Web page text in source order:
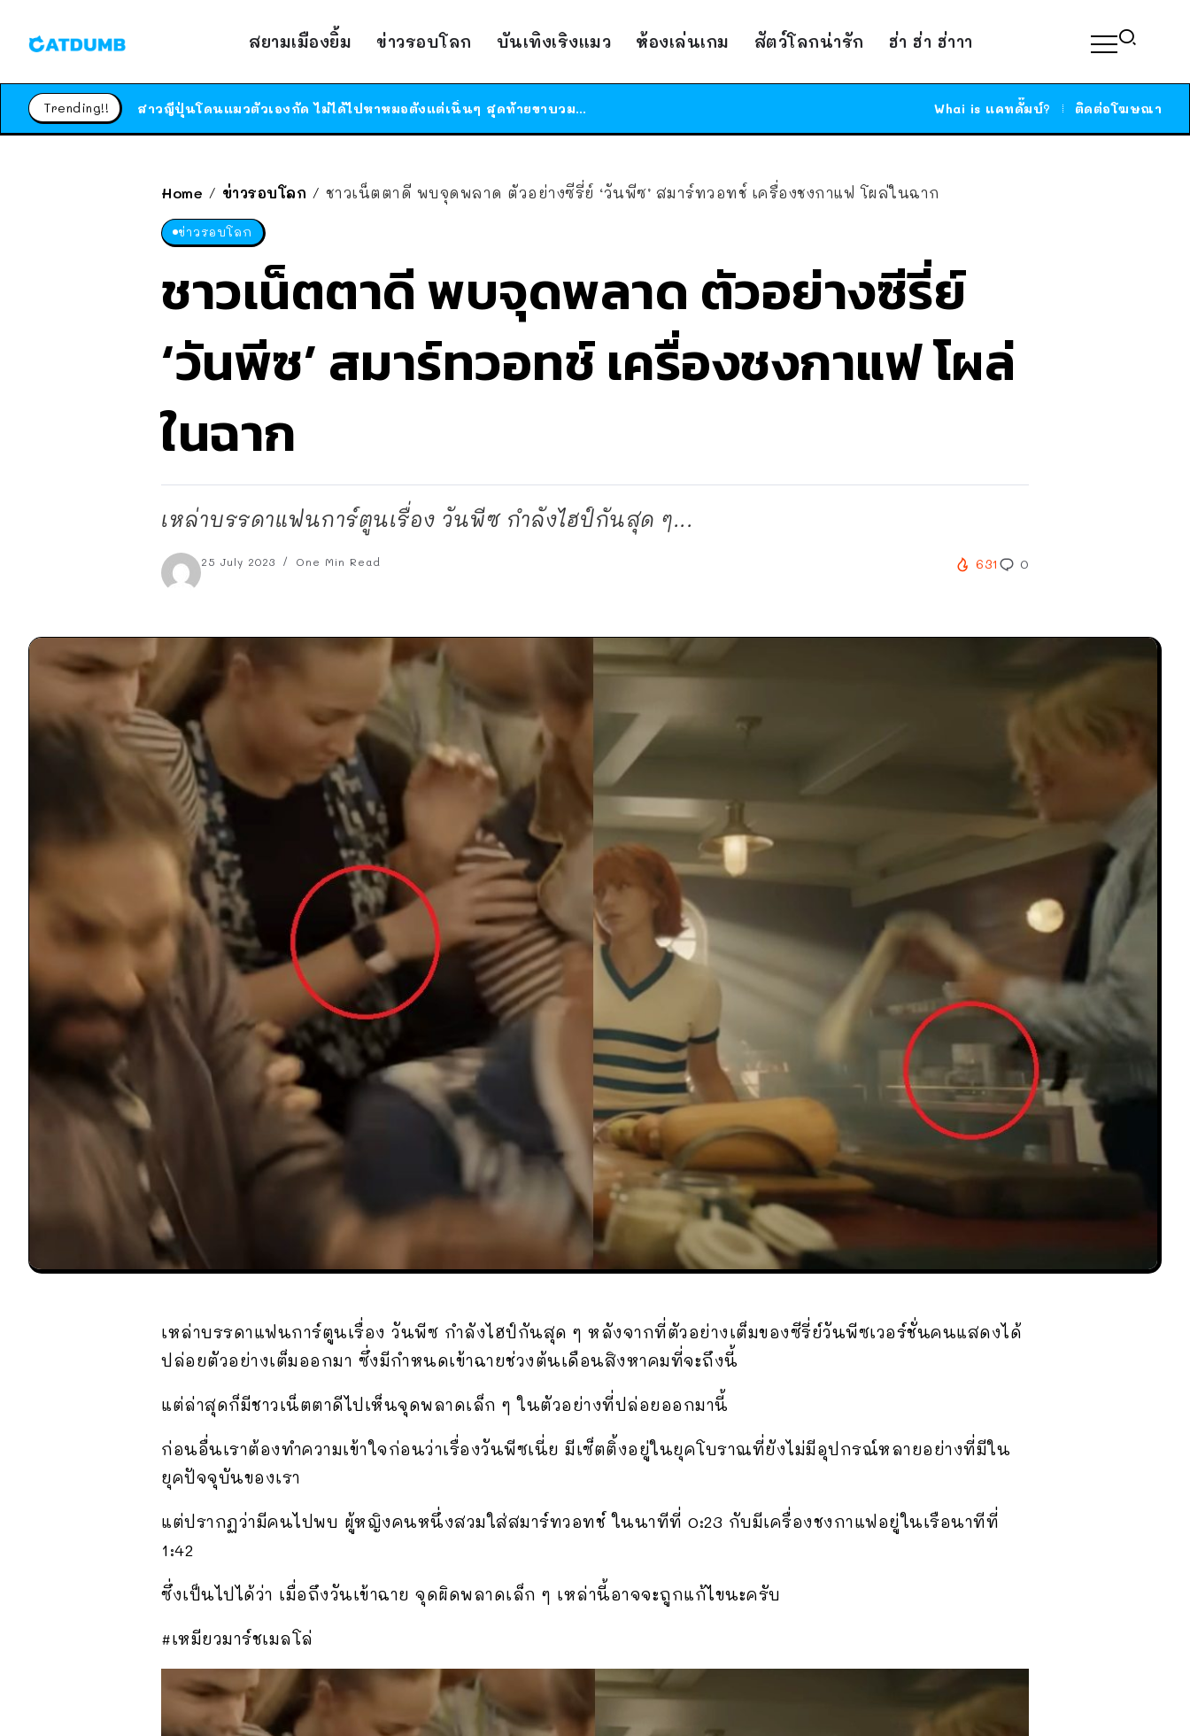
สยามเมืองยิ้ม ข่าวรอบโลก บันเทิงเริงแมว ห้องเล่นเกม สัตว์โลกน่ารัก ฮ่า ฮ่า ฮ่าาา
Trending!!
ร้านอาหารในนิวยอร์กประกาศปิดตัวลง หลังอยู่มานานกว่า 45 ปี ติดป้ายขอบคุณลูกค้าทุกคน แถมสูตรทำไวท์ซอสให้แบบจัดเต็ม
ได้เวลาเด็กหนวดรวมตัว RF Online Next เปิดให้เล่นแล้ว เกม Sci-Fi MMORPG ระดับตำนาน เล่นได้ทั้งมือถือและ PC
สาวญี่ปุ่นโดนแมวตัวเองกัด ไม่ได้ไปหาหมอตั้งแต่เนิ่นๆ สุดท้ายขาบวม กลายเป็นโรคเนื้อเน่า เตือนทาสแมวทั้งหลายให้ระวัง
Whai is แคทดั๊มบ์? ติดต่อโฆษณา
Home / ข่าวรอบโลก / ชาวเน็ตตาดี พบจุดพลาด ตัวอย่างซีรี่ย์ ‘วันพีซ’ สมาร์ทวอทช์ เครื่องชงกาแฟ โผล่ในฉาก
ข่าวรอบโลก
ชาวเน็ตตาดี พบจุดพลาด ตัวอย่างซีรี่ย์
‘วันพีซ’ สมาร์ทวอทช์ เครื่องชงกาแฟ โผล่
ในฉาก
เหล่าบรรดาแฟนการ์ตูนเรื่อง วันพีซ กำลังไฮป์กันสุด ๆ...
25 July 2023 One Min Read 631 0
เหล่าบรรดาแฟนการ์ตูนเรื่อง วันพีซ กำลังไฮป์กันสุด ๆ หลังจากที่ตัวอย่างเต็มของซีรี่ย์วันพีซเวอร์ชั่นคนแสดงได้
ปล่อยตัวอย่างเต็มออกมา ซึ่งมีกำหนดเข้าฉายช่วงต้นเดือนสิงหาคมที่จะถึงนี้
แต่ล่าสุดก็มีชาวเน็ตตาดีไปเห็นจุดพลาดเล็ก ๆ ในตัวอย่างที่ปล่อยออกมานี้
ก่อนอื่นเราต้องทำความเข้าใจก่อนว่าเรื่องวันพีซเนี่ย มีเซ็ตติ้งอยู่ในยุคโบราณที่ยังไม่มีอุปกรณ์หลายอย่างที่มีใน
ยุคปัจจุบันของเรา
แต่ปรากฏว่ามีคนไปพบ ผู้หญิงคนหนึ่งสวมใส่สมาร์ทวอทช์ ในนาทีที่ 0:23 กับมีเครื่องชงกาแฟอยู่ในเรือนาทีที่
1:42
ซึ่งเป็นไปได้ว่า เมื่อถึงวันเข้าฉาย จุดผิดพลาดเล็ก ๆ เหล่านี้อาจจะถูกแก้ไขนะครับ
#เหมียวมาร์ชเมลโล่